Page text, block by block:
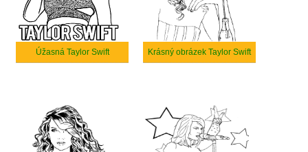
Úžasná Taylor Swift Krásný obrázek Taylor Swift